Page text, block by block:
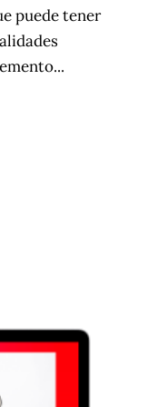
puede tener